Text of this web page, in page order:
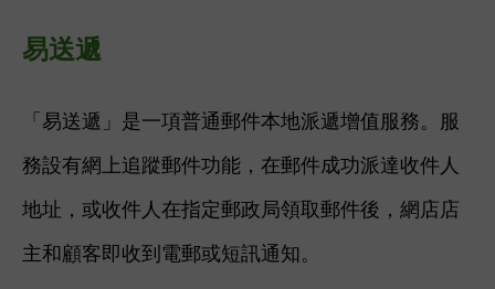
易送遞
「易送遞」是一項普通郵件本地派遞增值服務。服
務設有網上追蹤郵件功能，在郵件成功派達收件人
地址，或收件人在指定郵政局領取郵件後，網店店
主和顧客即收到電郵或短訊通知。